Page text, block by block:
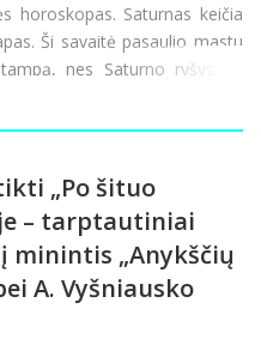
horoskopas. Saturnas keičia
Ši savaitė pasaulio mastu
nes Saturno ryšys su
nesutarimus, saugumo,
„Po šituo
– tarptautiniai
minintis „Anykščių
A. Vyšniausko